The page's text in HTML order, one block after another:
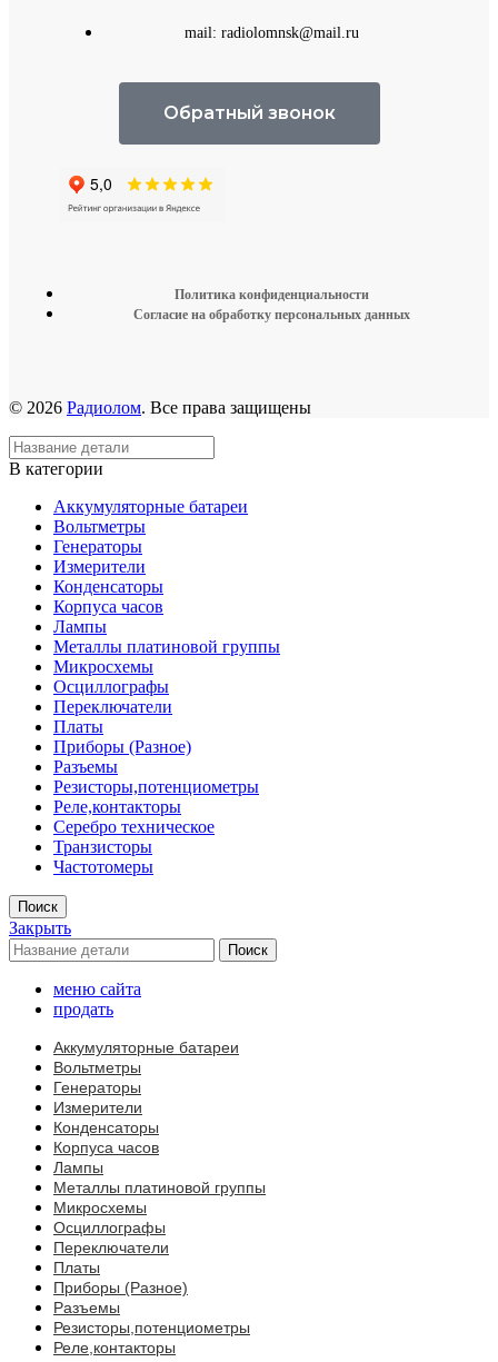
mail: radiolomnsk@mail.ru
Обратный звонок
Политика конфиденциальности
Согласие на обработку персональных данных
© 2026 Радиолом. Все права защищены
В категории
Аккумуляторные батареи
Вольтметры
Генераторы
Измерители
Конденсаторы
Корпуса часов
Лампы
Металлы платиновой группы
Микросхемы
Осциллографы
Переключатели
Платы
Приборы (Разное)
Разъемы
Резисторы,потенциометры
Реле,контакторы
Серебро техническое
Транзисторы
Частотомеры
Поиск
Закрыть
Поиск
меню сайта
продать
Аккумуляторные батареи
Вольтметры
Генераторы
Измерители
Конденсаторы
Корпуса часов
Лампы
Металлы платиновой группы
Микросхемы
Осциллографы
Переключатели
Платы
Приборы (Разное)
Разъемы
Резисторы,потенциометры
Реле,контакторы